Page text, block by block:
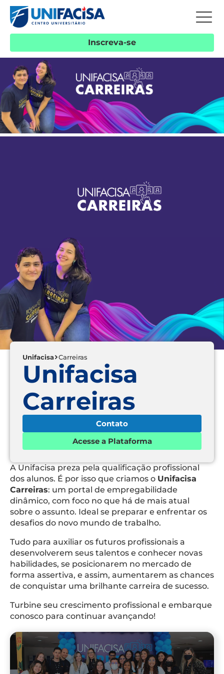
Inscreva-se
Unifacisa Carreiras
Unifacisa
Carreiras
Contato
Acesse a Plataforma
A Unifacisa preza pela qualificação profissional
dos alunos. É por isso que criamos o Unifacisa
Carreiras: um portal de empregabilidade
dinâmico, com foco no que há de mais atual
sobre o assunto. Ideal se preparar e enfrentar os
desafios do novo mundo de trabalho.
Tudo para auxiliar os futuros profissionais a
desenvolverem seus talentos e conhecer novas
habilidades, se posicionarem no mercado de
forma assertiva, e assim, aumentarem as chances
de conquistar uma brilhante carreira de sucesso.
Turbine seu crescimento profissional e embarque
conosco para continuar avançando!